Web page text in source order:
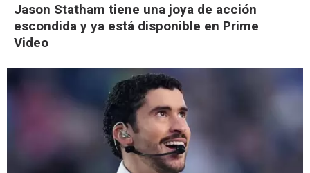
Jason Statham tiene una joya de acción
escondida y ya está disponible en Prime
Video